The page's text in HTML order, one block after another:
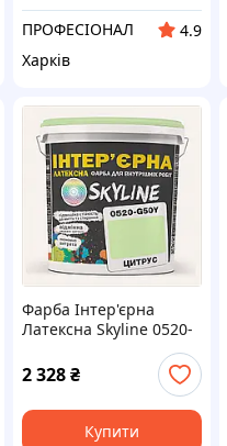
ПРОФЕСІОНАЛ
4.9
Харків
Фарба Інтер'єрна
Латексна Skyline 0520-
8206K070H
2 328 ₴
Купити